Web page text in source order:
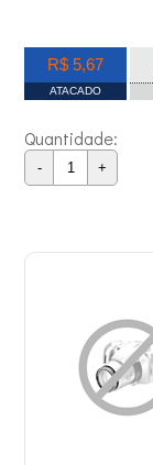
R$ 5,67
ATACADO
Quantidade:
- +